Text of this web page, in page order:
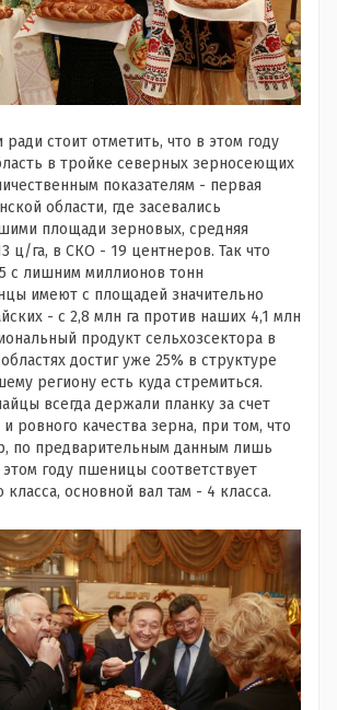
стоит отметить, что в этом году
в тройке северных зерносеющих
показателям - первая
области, где засевались
площади зерновых, средняя
ц/га, в СКО - 19 центнеров. Так что
с лишним миллионов тонн
имеют с площадей значительно
- с 2,8 млн га против наших 4,1 млн
продукт сельхозсектора в
достиг уже 25% в структуре
региону есть куда стремиться.
всегда держали планку за счет
ровного качества зерна, при том, что
по предварительным данным лишь
году пшеницы соответствует
класса, основной вал там - 4 класса.